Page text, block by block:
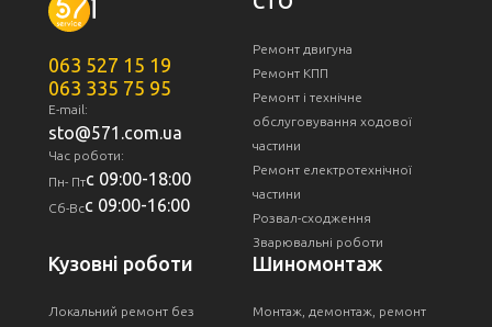
063 527 15 19
063 335 75 95
E-mail:
sto@571.com.ua
Час роботи:
Пн- Птс 09:00-18:00
Сб-Всс 09:00-16:00
Ремонт двигуна
Ремонт КПП
Ремонт і технічне
обслуговування ходової
частини
Ремонт електротехнічної
частини
Розвал-сходження
Зварювальні роботи
Кузовні роботи
Локальний ремонт без
Шиномонтаж
Монтаж, демонтаж, ремонт